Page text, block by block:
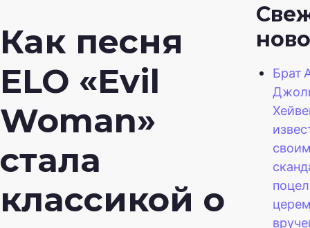
Как песня
ELO «Evil
Woman»
стала
классикой о
Брат